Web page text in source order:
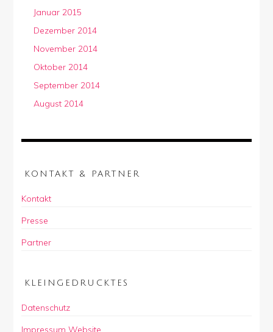
Januar 2015
Dezember 2014
November 2014
Oktober 2014
September 2014
August 2014
KONTAKT & PARTNER
Kontakt
Presse
Partner
KLEINGEDRUCKTES
Datenschutz
Impressum Website